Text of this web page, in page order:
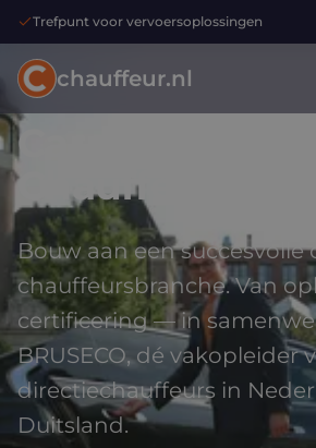
Trefpunt voor vervoersoplossingen
chauffeur.nl
Carrière advies
Chauffeurs
Bouw aan een succesvolle
chauffeursbranche. Van
certificering — in
BRUSECO, dé vakopleider
directiechauffeurs in
Duitsland.